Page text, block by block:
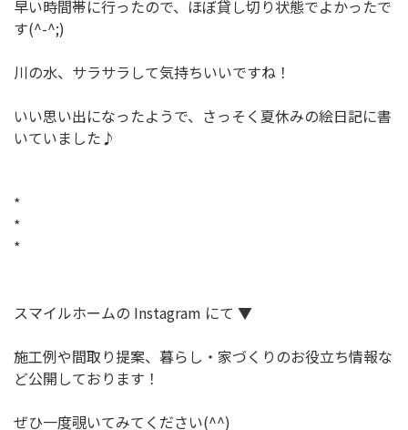
早い時間帯に行ったので、ほぼ貸し切り状態でよかったで
す(^-^;)
川の水、サラサラして気持ちいいですね！
いい思い出になったようで、さっそく夏休みの絵日記に書
いていました♪
*
*
*
スマイルホームの Instagram にて ▼
施工例や間取り提案、暮らし・家づくりのお役立ち情報な
ど公開しております！
ぜひ一度覗いてみてください(^^)